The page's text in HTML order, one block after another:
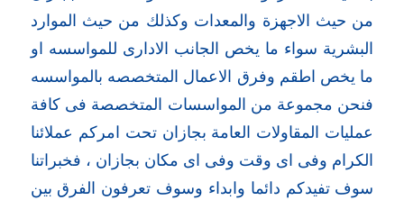
من حيث الاجهزة والمعدات وكذلك من حيث الموارد
البشرية سواء ما يخص الجانب الادارى للمواسسه او
ما يخص اطقم وفرق الاعمال المتخصصه بالمواسسه
فنحن مجموعة من المواسسات المتخصصة فى كافة
عمليات المقاولات العامة بجازان تحت امركم عملائنا
الكرام وفى اى وقت وفى اى مكان بجازان ، فخبراتنا
سوف تفيدكم دائما وابداء وسوف تعرفون الفرق بين